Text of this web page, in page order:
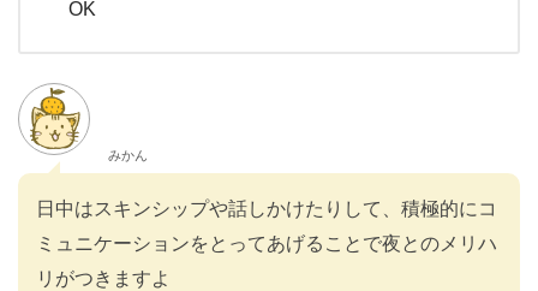
OK
みかん
日中はスキンシップや話しかけたりして、積極的にコ
ミュニケーションをとってあげることで夜とのメリハ
リがつきますよ